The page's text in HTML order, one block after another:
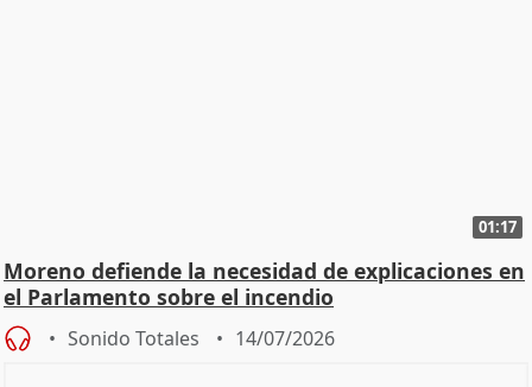
01:17
Moreno defiende la necesidad de explicaciones en
el Parlamento sobre el incendio
Sonido Totales 14/07/2026